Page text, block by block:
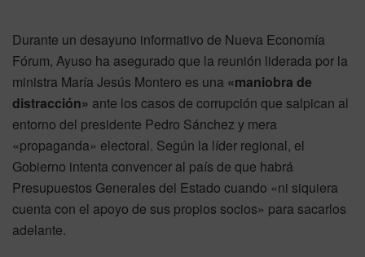
Durante un desayuno informativo de Nueva Economía
Fórum, Ayuso ha asegurado que la reunión liderada por la
ministra María Jesús Montero es una «maniobra de
distracción» ante los casos de corrupción que salpican al
entorno del presidente Pedro Sánchez y mera
«propaganda» electoral. Según la líder regional, el
Gobierno intenta convencer al país de que habrá
Presupuestos Generales del Estado cuando «ni siquiera
cuenta con el apoyo de sus propios socios» para sacarlos
adelante.